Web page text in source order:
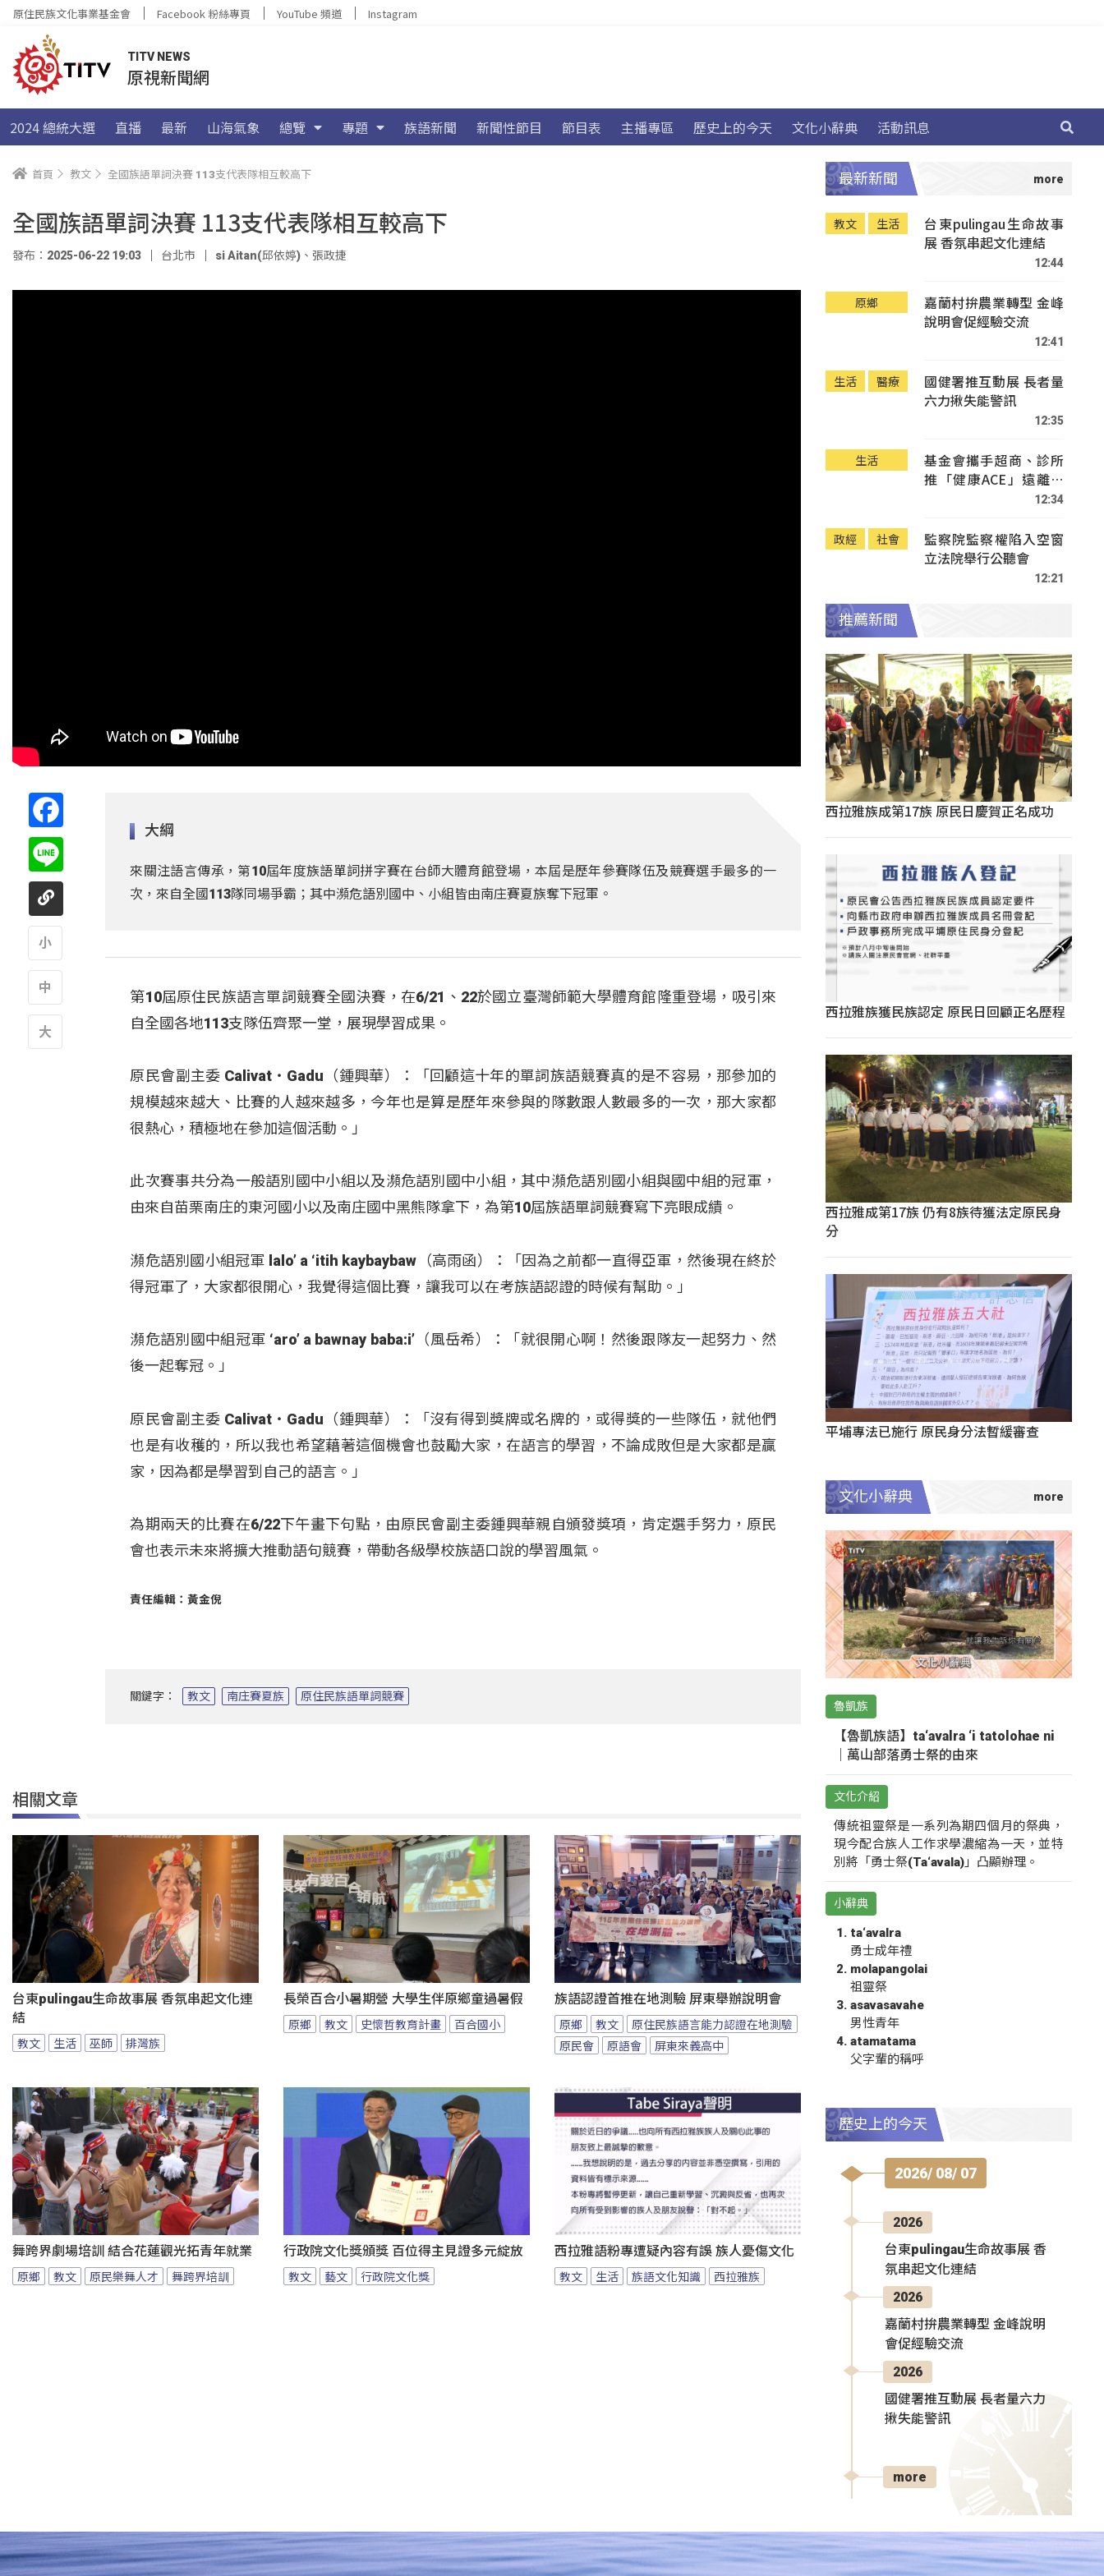
原住民族文化事業基金會 Facebook 粉絲專頁 YouTube 頻道 Instagram
TITV NEWS
原視新聞網
2024 總統大選 直播 最新 山海氣象 總覽 專題 族語新聞 新聞性節目 節目表 主播專區 歷史上的今天 文化小辭典 活動訊息
首頁 教文 全國族語單詞決賽 113支代表隊相互較高下
全國族語單詞決賽 113支代表隊相互較高下
發布：2025-06-22 19:03 台北市 si Aitan(邱依婷) 、 張政捷
大綱
來關注語言傳承，第10屆年度族語單詞拼字賽在台師大體育館登場，本屆是歷年參賽隊伍及競賽選手最多的一
次，來自全國113隊同場爭霸；其中瀕危語別國中、小組皆由南庄賽夏族奪下冠軍。
第10屆原住民族語言單詞競賽全國決賽，在6/21、22於國立臺灣師範大學體育館隆重登場，吸引來
自全國各地113支隊伍齊聚一堂，展現學習成果。
原民會副主委 Calivat‧Gadu（鍾興華）：「回顧這十年的單詞族語競賽真的是不容易，那參加的
規模越來越大、比賽的人越來越多，今年也是算是歷年來參與的隊數跟人數最多的一次，那大家都
很熱心，積極地在參加這個活動。」
此次賽事共分為一般語別國中小組以及瀕危語別國中小組，其中瀕危語別國小組與國中組的冠軍，
由來自苗栗南庄的東河國小以及南庄國中黑熊隊拿下，為第10屆族語單詞競賽寫下亮眼成績。
瀕危語別國小組冠軍 lalo’ a ‘itih kaybaybaw（高雨函）：「因為之前都一直得亞軍，然後現在終於
得冠軍了，大家都很開心，我覺得這個比賽，讓我可以在考族語認證的時候有幫助。」
瀕危語別國中組冠軍 ‘aro’ a bawnay baba:i’（風岳希）：「就很開心啊！然後跟隊友一起努力、然
後一起奪冠。」
原民會副主委 Calivat‧Gadu（鍾興華）：「沒有得到獎牌或名牌的，或得獎的一些隊伍，就他們
也是有收穫的，所以我也希望藉著這個機會也鼓勵大家，在語言的學習，不論成敗但是大家都是贏
家，因為都是學習到自己的語言。」
為期兩天的比賽在6/22下午畫下句點，由原民會副主委鍾興華親自頒發獎項，肯定選手努力，原民
會也表示未來將擴大推動語句競賽，帶動各級學校族語口說的學習風氣。
責任編輯：黃金倪
關鍵字： 教文 南庄賽夏族 原住民族語單詞競賽
相關文章
台東pulingau生命故事展 香氛串起文化連
結
教文 生活 巫師 排灣族
長榮百合小暑期營 大學生伴原鄉童過暑假
原鄉 教文 史懷哲教育計畫 百合國小
族語認證首推在地測驗 屏東舉辦說明會
原鄉 教文
原住民族語言能力認證在地測驗
原民會
原語會 屏東來義高中
舞跨界劇場培訓 結合花蓮觀光拓青年就業
原鄉 教文 原民樂舞人才 舞跨界培訓
行政院文化獎頒獎 百位得主見證多元綻放
教文 藝文 行政院文化獎
西拉雅語粉專遭疑內容有誤 族人憂傷文化
教文 生活 族語文化知識 西拉雅族
最新新聞
教文 生活
台東pulingau生命故事
展 香氛串起文化連結
12:44
原鄉
嘉蘭村拚農業轉型 金峰
說明會促經驗交流
12:41
生活 醫療
國健署推互動展 長者量
六力揪失能警訊
12:35
生活
基金會攜手超商、診所
推「健康ACE」遠離疾
12:34
政經 社會
監察院監察權陷入空窗
立法院舉行公聽會
12:21
推薦新聞
西拉雅族成第17族 原民日慶賀正名成功
西拉雅族獲民族認定 原民日回顧正名歷程
西拉雅成第17族 仍有8族待獲法定原民身
分
平埔專法已施行 原民身分法暫緩審查
文化小辭典
魯凱族
【魯凱族語】ta‘avalra ‘i tatolohae ni
｜萬山部落勇士祭的由來
文化介紹
傳統祖靈祭是一系列為期四個月的祭典，
現今配合族人工作求學濃縮為一天，並特
別將「勇士祭(Ta‘avala)」凸顯辦理。
小辭典
ta‘avalra
勇士成年禮
molapangolai
祖靈祭
asavasavahe
男性青年
atamatama
父字輩的稱呼
歷史上的今天
2026/ 08/ 07
2026
台東pulingau生命故事展 香
氛串起文化連結
2026
嘉蘭村拚農業轉型 金峰說明
會促經驗交流
2026
國健署推互動展 長者量六力
揪失能警訊
more